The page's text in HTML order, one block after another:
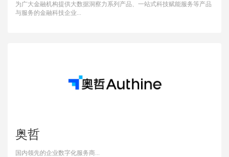
为广大金融机构提供大数据洞察力系列产品、一站式科技赋能服务等产品
与服务的金融科技企业...
奥哲
国内领先的企业数字化服务商...